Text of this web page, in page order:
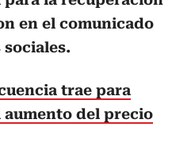
en el comunicado
trae para
aumento del precio